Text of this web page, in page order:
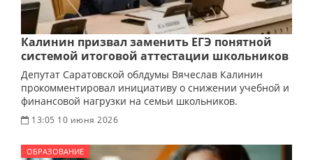
Калинин призвал заменить ЕГЭ понятной
системой итоговой аттестации школьников
Депутат Саратовской облдумы Вячеслав Калинин
прокомментировал инициативу о снижении учебной и
финансовой нагрузки на семьи школьников.
13:05 10 июня 2026
ОБРАЗОВАНИЕ